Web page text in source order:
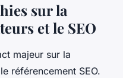
sur la
et le SEO
majeur sur la
référencement SEO.